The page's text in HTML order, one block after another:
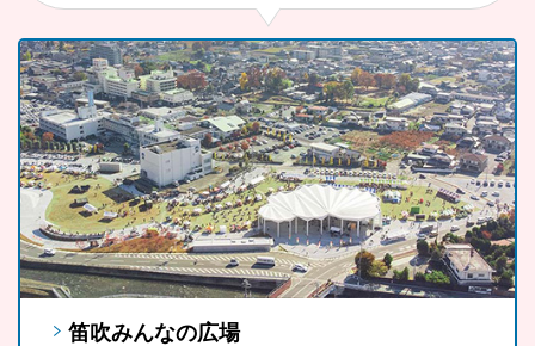
笛吹みんなの広場
FUJIYAMAツインテラス
笛吹市ソウルフード「ラーほー」